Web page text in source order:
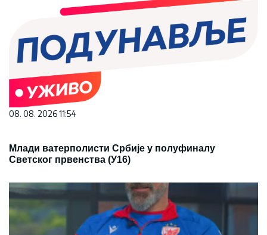
08. 08. 2026 11:54
Млади ватерполисти Србије у полуфиналу
Светског првенства (У16)